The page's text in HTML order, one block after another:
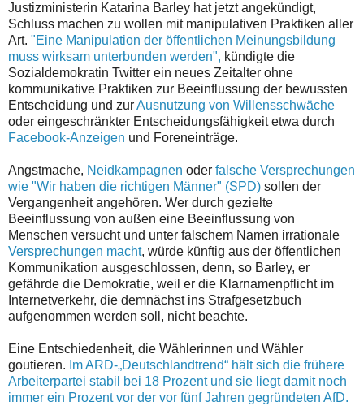
Justizministerin Katarina Barley hat jetzt angekündigt,
Schluss machen zu wollen mit manipulativen Praktiken aller
Art. "Eine Manipulation der öffentlichen Meinungsbildung
muss wirksam unterbunden werden", kündigte die
Sozialdemokratin Twitter ein neues Zeitalter ohne
kommunikative Praktiken zur Beeinflussung der bewussten
Entscheidung und zurAusnutzung von Willensschwäche
oder eingeschränkter Entscheidungsfähigkeit etwa durch
Facebook-Anzeigen und Foreneinträge.
Angstmache, Neidkampagnen oder falsche Versprechungen
wie "Wir haben die richtigen Männer" (SPD) sollen der
Vergangenheit angehören. Wer durch gezielte
Beeinflussung von außen eine Beeinflussung von
Menschen versucht und unter falschem Namen irrationale
Versprechungen macht, würde künftig aus der öffentlichen
Kommunikation ausgeschlossen, denn, so Barley, er
gefährde die Demokratie, weil er die Klarnamenpflicht im
Internetverkehr, die demnächst ins Strafgesetzbuch
aufgenommen werden soll, nicht beachte.
Eine Entschiedenheit, die Wählerinnen und Wähler
goutieren. Im ARD-„Deutschlandtrend“ hält sich die frühere
Arbeiterpartei stabil bei 18 Prozent und sie liegt damit noch
immer ein Prozent vor der vor fünf Jahren gegründeten AfD.